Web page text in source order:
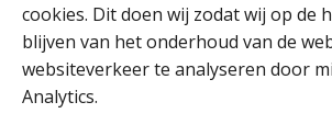
cookies. Dit doen wij zodat wij op de
blijven van het onderhoud van de
websiteverkeer te analyseren door
Analytics.